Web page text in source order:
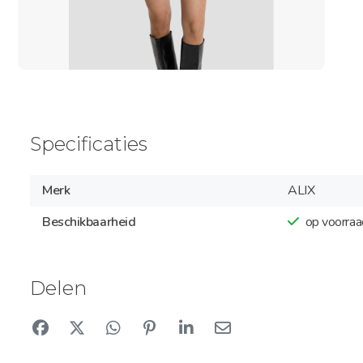
Specificaties
Merk
ALIX
Beschikbaarheid
op
Delen